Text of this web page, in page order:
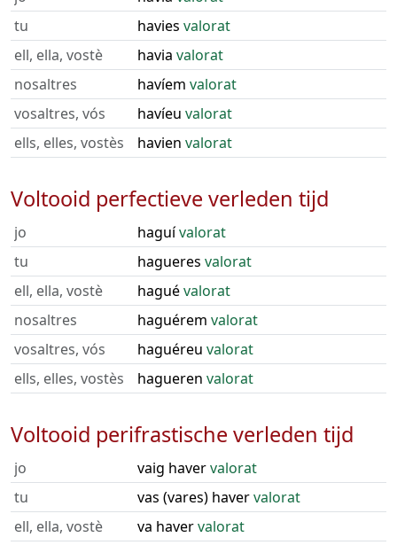
tu
havies valorat
ell, ella, vostè
havia valorat
nosaltres
havíem valorat
vosaltres, vós
havíeu valorat
ells, elles, vostès
havien valorat
Voltooid perfectieve verleden tijd
jo haguívalorat
tu
hagueres valorat
ell, ella, vostè
haguévalorat
nosaltres
haguérem valorat
vosaltres, vós
haguéreu valorat
ells, elles, vostès
hagueren valorat
Voltooid perifrastische verleden tijd
jo vaig havervalorat
tu
vas (vares) havervalorat
ell, ella, vostè
va havervalorat